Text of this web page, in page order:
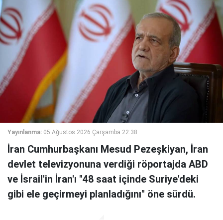
Yayınlanma: 05 Ağustos 2026 Çarşamba 22:38
İran Cumhurbaşkanı Mesud Pezeşkiyan, İran
devlet televizyonuna verdiği röportajda ABD
ve İsrail'in İran'ı "48 saat içinde Suriye'deki
gibi ele geçirmeyi planladığını" öne sürdü.